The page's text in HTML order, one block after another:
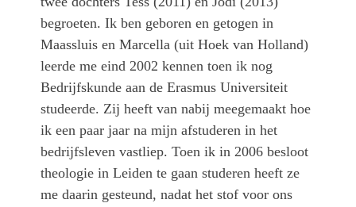
begroeten. Ik ben geboren en getogen in
Maassluis en Marcella (uit Hoek van Holland)
leerde me eind 2002 kennen toen ik nog
Bedrijfskunde aan de Erasmus Universiteit
studeerde. Zij heeft van nabij meegemaakt hoe
ik een paar jaar na mijn afstuderen in het
bedrijfsleven vastliep. Toen ik in 2006 besloot
theologie in Leiden te gaan studeren heeft ze
me daarin gesteund, nadat het stof voor ons